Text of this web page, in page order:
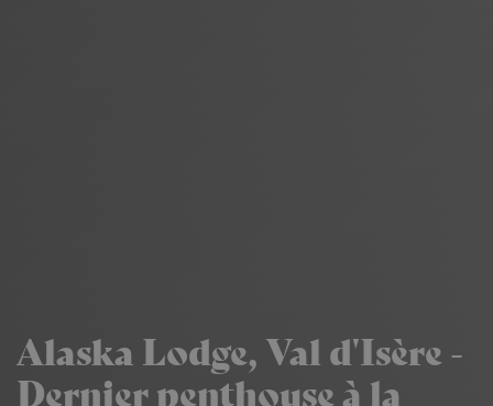
Alaska Lodge, Val d'Isère -
Dernier penthouse à la